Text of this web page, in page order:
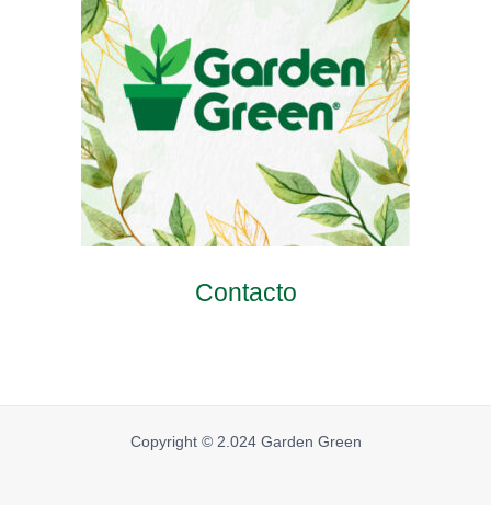
Contacto
Copyright © 2.024 Garden Green